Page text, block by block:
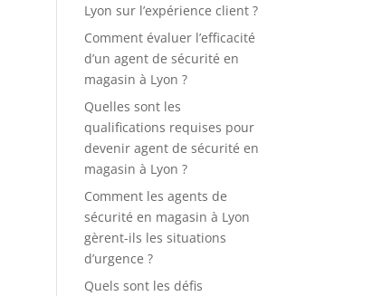
Lyon sur l’expérience client ?
Comment évaluer l’efficacité
d’un agent de sécurité en
magasin à Lyon ?
Quelles sont les
qualifications requises pour
devenir agent de sécurité en
magasin à Lyon ?
Comment les agents de
sécurité en magasin à Lyon
gèrent-ils les situations
d’urgence ?
Quels sont les défis